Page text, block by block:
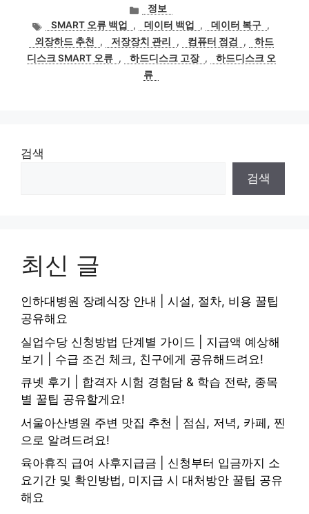
카
테
고
리
정보
태
그
SMART 오류 백업 , 데이터 백업 , 데이터 복구 ,
외장하드 추천
, 저장장치 관리 , 컴퓨터 점검 ,
하드
디스크 SMART 오류 , 하드디스크 고장 ,
하드디스크 오
류
검색
검색
최신 글
인하대병원 장례식장 안내 | 시설, 절차, 비용 꿀팁
공유해요
실업수당 신청방법 단계별 가이드 | 지급액 예상해
보기 | 수급 조건 체크, 친구에게 공유해드려요!
큐넷 후기 | 합격자 시험 경험담 & 학습 전략, 종목
별 꿀팁 공유할게요!
서울아산병원 주변 맛집 추천 | 점심, 저녁, 카페, 찐
으로 알려드려요!
육아휴직 급여 사후지급금 | 신청부터 입금까지 소
요기간 및 확인방법, 미지급 시 대처방안 꿀팁 공유
해요